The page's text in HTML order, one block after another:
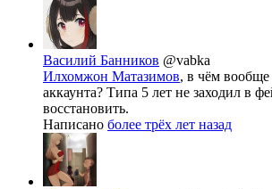
Василий Банников @vabka
Илхомжон Матазимов, в чём вообще
аккаунта? Типа 5 лет не заходил в
восстановить.
Написано более трёх лет назад